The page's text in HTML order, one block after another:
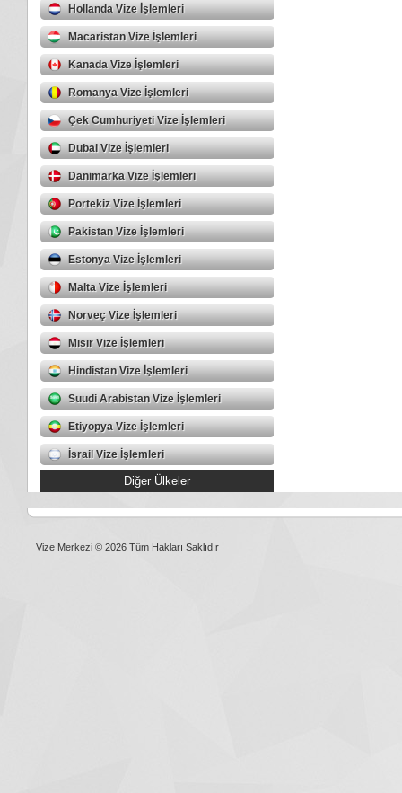
Hollanda Vize İşlemleri
Macaristan Vize İşlemleri
Kanada Vize İşlemleri
Romanya Vize İşlemleri
Çek Cumhuriyeti Vize İşlemleri
Dubai Vize İşlemleri
Danimarka Vize İşlemleri
Portekiz Vize İşlemleri
Pakistan Vize İşlemleri
Estonya Vize İşlemleri
Malta Vize İşlemleri
Norveç Vize İşlemleri
Mısır Vize İşlemleri
Hindistan Vize İşlemleri
Suudi Arabistan Vize İşlemleri
Etiyopya Vize İşlemleri
İsrail Vize İşlemleri
Diğer Ülkeler
Vize Merkezi © 2026 Tüm Hakları Saklıdır